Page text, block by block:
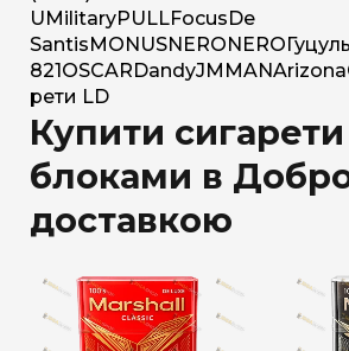
U MilitaryPULLFocus De
Santis MONUSNERO NERO
821 OSCAR DandyJM MANArizona
рети LD
Купити сигарети
блоками в
доставкою